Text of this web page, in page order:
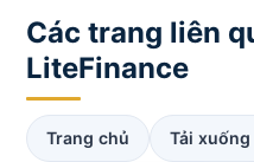
Các trang liên
LiteFinance
Trang chủ Tải xuống